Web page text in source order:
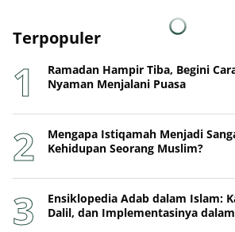
Terpopuler
Ramadan Hampir Tiba, Begini
Nyaman Menjalani Puasa
Mengapa Istiqamah Menjadi
Kehidupan Seorang Muslim?
Ensiklopedia Adab dalam Islam:
Dalil, dan Implementasinya